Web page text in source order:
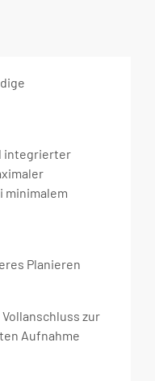
integrierter
minimalem
Planieren
zur
Aufnahme